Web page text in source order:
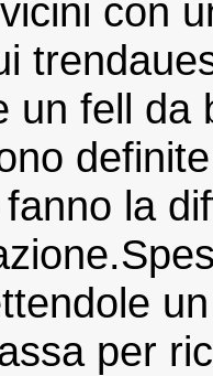
con
un fell da
la
per